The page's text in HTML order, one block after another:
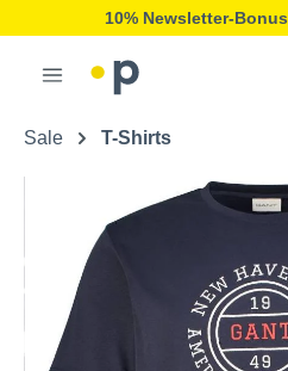
10% Newsletter-Bonus
Sale T-Shirts